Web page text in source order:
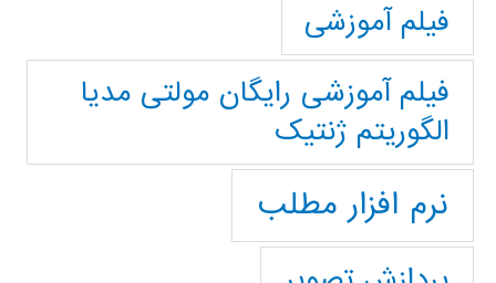
فیلم آموزشی
فیلم آموزشی رایگان مولتی مدیا
الگوریتم ژنتیک
نرم افزار مطلب